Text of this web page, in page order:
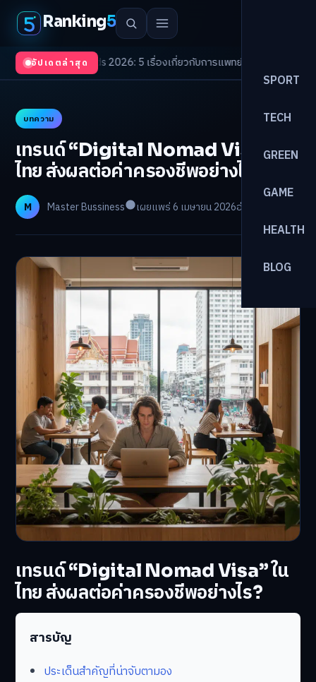
Ranking5
SPORT
TECH
GREEN
GAME
HEALTH
BLOG
อัปเดตล่าสุด
Trends 2026: 5 เรื่องเกี่ยวกับการแพทย์ที่ควรรู้/ดอกเบี้ยขาขึ้นรอบใหม่
บทความ
เทรนด์ “Digital Nomad Visa” ใน
ไทย ส่งผลต่อค่าครองชีพอย่างไ
M Master Bussiness เผยแพร่ 6 เมษายน 2026อ่าน 27 นาที
เทรนด์ “Digital Nomad Visa” ใน
ไทย ส่งผลต่อค่าครองชีพอย่างไร?
สารบัญ
ประเด็นสำคัญที่น่าจับตามอง